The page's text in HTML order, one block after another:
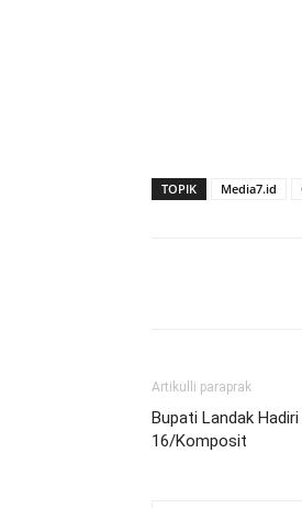
TOPIK Media7.id
Artikulli paraprak
Bupati Landak
16/Komposit